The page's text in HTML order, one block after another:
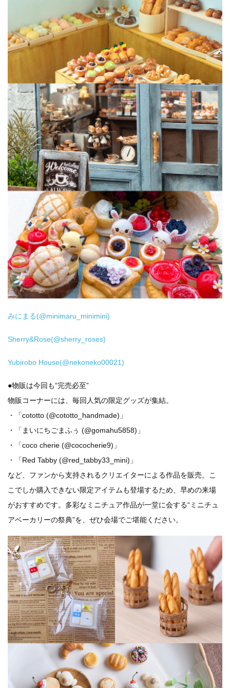
みにまる(@minimaru_minimini)
Sherry&Rose(@sherry_roses)
Yubirobo House(@nekoneko00021)
●物販は今回も“完売必至”
物販コーナーには、毎回人気の限定グッズが集結。
・「cototto (@cototto_handmade)」
・「まいにちごまふぅ (@gomahu5858)」
・「coco cherie (@cococherie9)」
・「Red Tabby (@red_tabby33_mini)」
など、ファンから支持されるクリエイターによる作品を販売。こ
こでしか購入できない限定アイテムも登場するため、早めの来場
がおすすめです。多彩なミニチュア作品が一堂に会する“ミニチュ
アベーカリーの祭典”を、ぜひ会場でご堪能ください。